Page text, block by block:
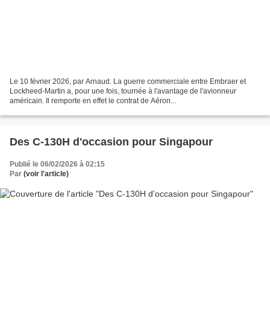
Le 10 février 2026, par Arnaud. La guerre commerciale entre Embraer et
Lockheed-Martin a, pour une fois, tournée à l'avantage de l'avionneur
américain. Il remporte en effet le contrat de Aéron...
Des C-130H d'occasion pour Singapour
Publié le 06/02/2026 à 02:15
Par (voir l'article)